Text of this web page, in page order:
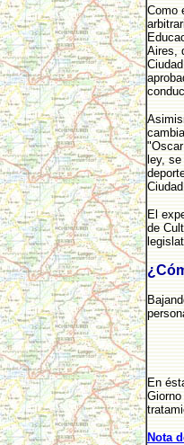
Como
Aires,
ley,
El
de
En
Nota